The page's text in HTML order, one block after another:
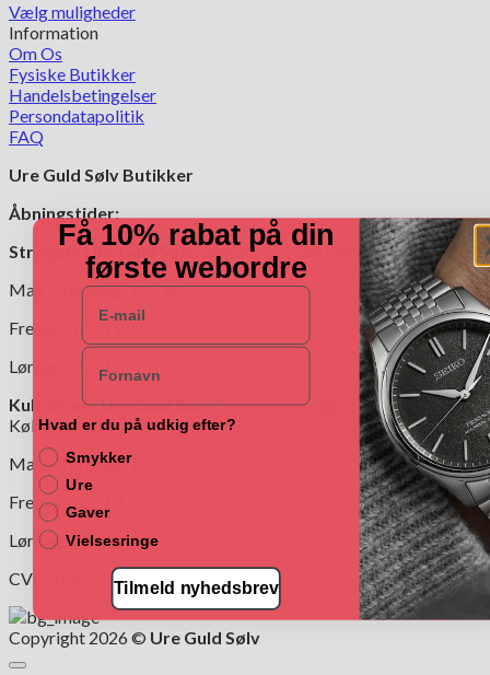
Vælg muligheder
Dette
vare
har
flere
varianter.
Mulighederne
vælges
varesiden
Information
Om Os
Fysiske Butikker
Handelsbetingelser
Persondatapolitik
FAQ
Ure Guld Sølv Butikker
Åbningstider:
Strøgets Ure Guld Sølv:Nygade 7, 1164 København K.
Man – Torsdag: 10 - 18
Fredag: 10 - 19
Lørdag: 10 - 17
Kultorvets Ure Guld Sølv:Frederiksborggade 4,1360
København K.
Man – Torsdag: 10 - 18
Fredag: 10 - 19
Lørdag: 10 - 16
CVR: 10692997
Copyright 2026 © Ure Guld Sølv
Få 10% rabat på din
første webordre
E-mail
Navn
Hvad er du på udkig efter?
Smykker
Ure
Gaver
Vielsesringe
Tilmeld nyhedsbrev